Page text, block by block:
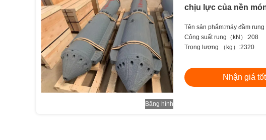
Băng hình
chịu lực của nền
Tên sản phẩm:máy đầm rung
Công suất rung（kN）:208
Trọng lượng （kg）:2320
Nhận giá